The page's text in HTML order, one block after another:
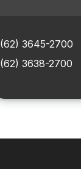
(62) 3645-2700
(62) 3638-2700